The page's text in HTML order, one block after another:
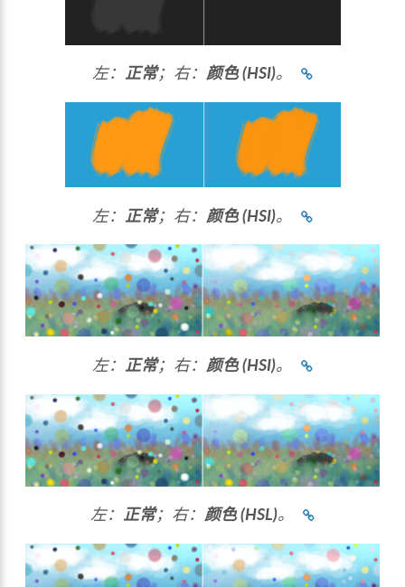
左： 正常；右： 颜色 (HSI)。
左： 正常；右： 颜色 (HSI)。
左： 正常；右： 颜色 (HSI)。
左： 正常；右： 颜色 (HSL)。